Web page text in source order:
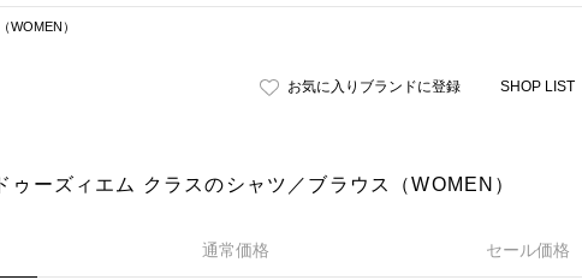
WOMEN）
お気に入りブランドに登録 SHOP LIST
ーズィエム クラスのシャツ／ブラウス（WOMEN）
通常価格 セール価格